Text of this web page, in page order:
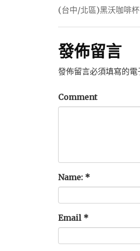
章
導
覽
(台中/北區)黑沃咖啡
發佈留言
發佈留言必須填寫的電
Comment
Name: *
Email *